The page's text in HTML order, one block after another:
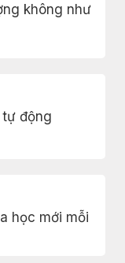
không như
động
học mới mỗi